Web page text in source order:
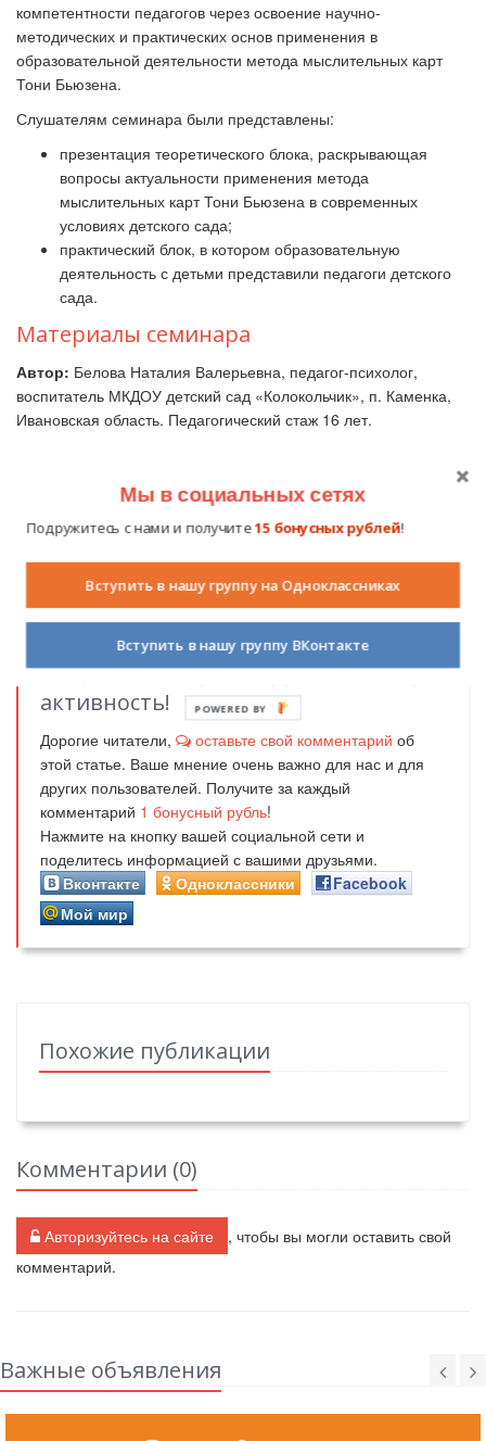
компетентности педагогов через освоение научно-
методических и практических основ применения в
образовательной деятельности метода мыслительных карт
Тони Бьюзена.
Слушателям семинара были представлены:
презентация теоретического блока, раскрывающая
вопросы актуальности применения метода
мыслительных карт Тони Бьюзена в современных
условиях детского сада;
практический блок, в котором образовательную
деятельность с детьми представили педагоги детского
сада.
Материалы семинара
Автор: Белова Наталия Валерьевна, педагог-психолог,
воспитатель МКДОУ детский сад «Колокольчик», п. Каменка,
Ивановская область. Педагогический стаж 16 лет.
4.5 из 5 звезд
(голосов: 2, сумма
Наталия Валерьевна
25 августа 2016
Получайте бонусные рубли за вашу
активность!
Дорогие читатели, оставьте свой комментарий об
этой статье. Ваше мнение очень важно для нас и для
других пользователей. Получите за каждый
комментарий 1 бонусный рубль!
Нажмите на кнопку вашей социальной сети и
поделитесь информацией с вашими друзьями.
Вконтакте
Одноклассники
Facebook
Мой мир
Похожие публикации
Комментарии (0)
Авторизуйтесь на сайте
, чтобы вы могли оставить свой
комментарий.
Важные объявления
Мы в социальных сетях
Подружитесь с нами и получите15 бонусных рублей!
Вступить в нашу группу на Одноклассниках
Вступить в нашу группу ВКонтакте
POWERED BY